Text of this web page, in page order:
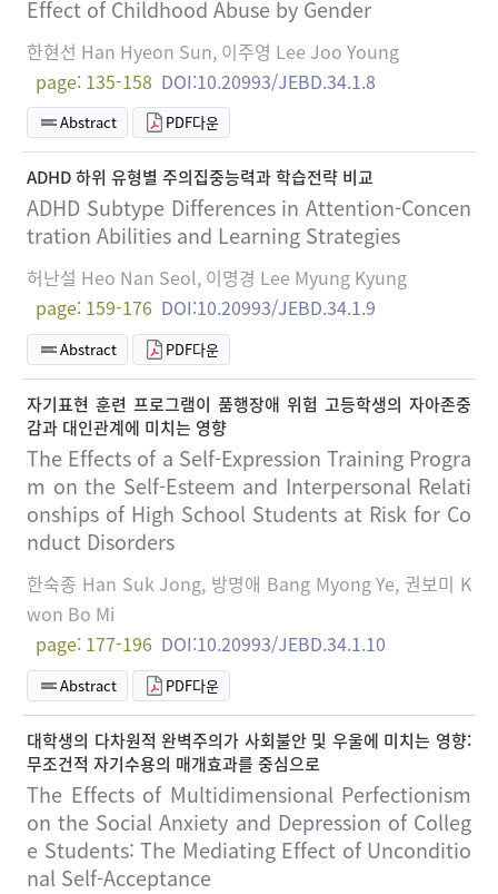
Effect of Childhood Abuse by Gender
한현선 Han Hyeon Sun, 이주영 Lee Joo Young
page: 135-158 DOI:10.20993/JEBD.34.1.8
Abstract PDF다운
ADHD 하위 유형별 주의집중능력과 학습전략 비교
ADHD Subtype Differences in Attention-Concen
tration Abilities and Learning Strategies
허난설 Heo Nan Seol, 이명경 Lee Myung Kyung
page: 159-176 DOI:10.20993/JEBD.34.1.9
Abstract PDF다운
자기표현 훈련 프로그램이 품행장애 위험 고등학생의 자아존중
감과 대인관계에 미치는 영향
The Effects of a Self-Expression Training Progra
m on the Self-Esteem and Interpersonal Relati
onships of High School Students at Risk for Co
nduct Disorders
한숙종 Han Suk Jong, 방명애 Bang Myong Ye, 권보미 K
won Bo Mi
page: 177-196 DOI:10.20993/JEBD.34.1.10
Abstract PDF다운
대학생의 다차원적 완벽주의가 사회불안 및 우울에 미치는 영향:
무조건적 자기수용의 매개효과를 중심으로
The Effects of Multidimensional Perfectionism
on the Social Anxiety and Depression of Colleg
e Students: The Mediating Effect of Unconditio
nal Self-Acceptance